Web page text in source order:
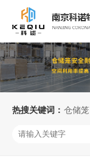
热搜关键词： 仓储笼